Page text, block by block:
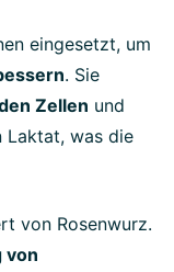
eingesetzt, um
. Sie
Zellen und
Laktat, was die
von Rosenwurz.
von